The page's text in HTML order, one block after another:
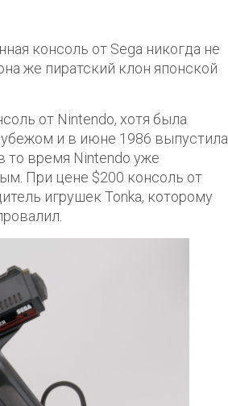
консоль от Sega никогда не
же пиратский клон японской
от Nintendo, хотя была
и в июне 1986 выпустила
то время Nintendo уже
При цене $200 консоль от
игрушек Tonka, которому